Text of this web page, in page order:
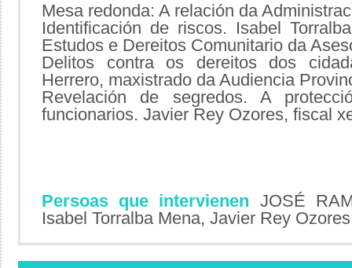
Mesa redonda: A relación da
Identificación de riscos. Isabel
Estudos e Dereitos Comunitario da
Delitos contra os dereitos dos
Herrero, maxistrado da Audiencia
Revelación de segredos. A
funcionarios. Javier Rey Ozores, fiscal
Persoas que intervienen JOSÉ
Isabel Torralba Mena, Javier Rey